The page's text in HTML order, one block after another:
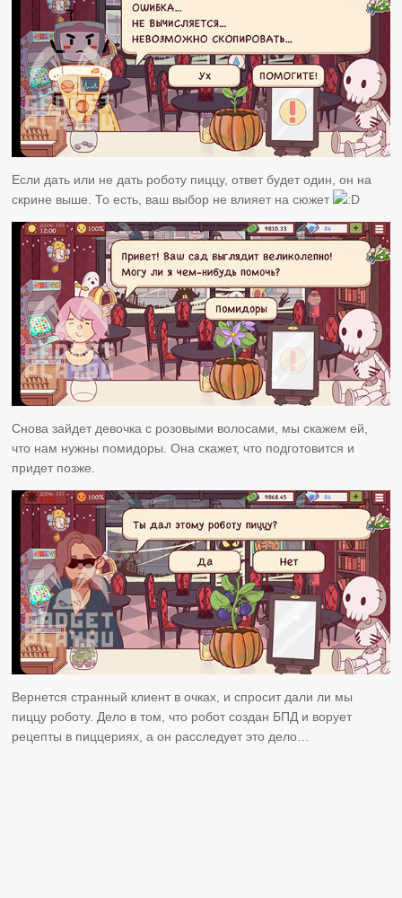
Если дать или не дать роботу пиццу, ответ будет один, он на
скрине выше. То есть, ваш выбор не влияет на сюжет
Снова зайдет девочка с розовыми волосами, мы скажем ей,
что нам нужны помидоры. Она скажет, что подготовится и
придет позже.
Вернется странный клиент в очках, и спросит дали ли мы
пиццу роботу. Дело в том, что робот создан БПД и ворует
рецепты в пиццериях, а он расследует это дело…